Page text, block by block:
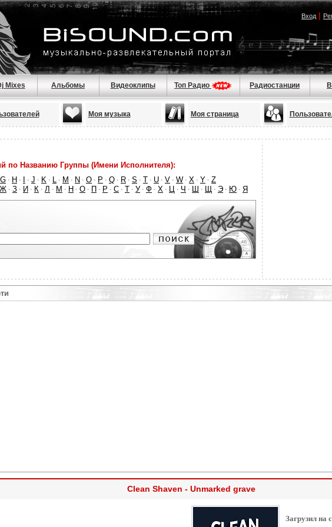
Вход|
Mixes Альбомы Видеоклипы Топ Радио Радиостанции
Моя музыка Моя страница
по Названию Группы (Имени Исполнителя):
G · H · · J · K · L · M · N · O · P · Q · R · S · T · U · V · W · X · Y · Z
Ж · З · И · К · Л · М · Н · О · П · Р · С · Т · У · Ф · Х · Ц · Ч · Ш · Щ · Э · Ю · Я
Clean Shaven - Unmarked grave
Загрузил на